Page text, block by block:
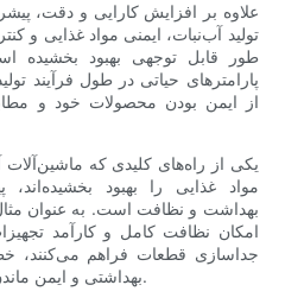
علاوه بر افزایش کارایی و دقت،
تولید آب‌نبات، ایمنی مواد غذایی و
طور قابل توجهی بهبود بخشیده
پارامترهای حیاتی در طول فرآیند
از ایمن بودن محصولات خود و
یکی از راه‌های کلیدی که
مواد غذایی را بهبود
بهداشت و نظافت است. به عنوان
جداسازی قطعات فراهم می‌کنند،
بهداشتی و ایمن ماندن خطوط تولید را تضمین می‌کنند.